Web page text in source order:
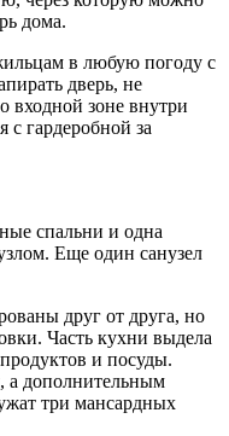
дома.
в любую погоду с
дверь, не
входной зоне внутри
с гардеробной за
спальни и одна
Еще один санузел
друг от друга, но
Часть кухни выдела
и посуды.
а дополнительным
три мансардных